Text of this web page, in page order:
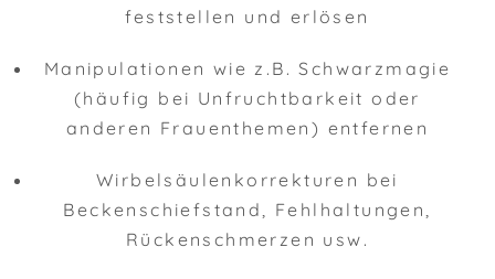
feststellen und erlösen
Manipulationen wie z.B. Schwarzmagie
(häufig bei Unfruchtbarkeit oder
anderen Frauenthemen) entfernen
Wirbelsäulenkorrekturen bei
Beckenschiefstand, Fehlhaltungen,
Rückenschmerzen usw.